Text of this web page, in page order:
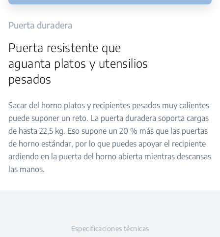
Puerta duradera
Puerta resistente que
aguanta platos y utensilios
pesados
Sacar del horno platos y recipientes pesados muy calientes
puede suponer un reto. La puerta duradera soporta cargas
de hasta 22,5 kg. Eso supone un 20 % más que las puertas
de horno estándar, por lo que puedes apoyar el recipiente
ardiendo en la puerta del horno abierta mientras descansas
las manos.
Especificaciones técnicas